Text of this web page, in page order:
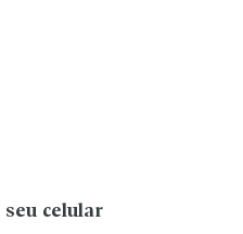
celular